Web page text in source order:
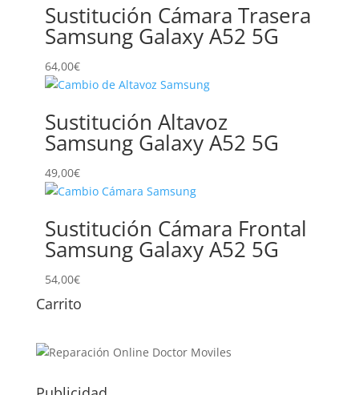
Sustitución Cámara Trasera
Samsung Galaxy A52 5G
64,00€
Sustitución Altavoz
Samsung Galaxy A52 5G
49,00€
Sustitución Cámara Frontal
Samsung Galaxy A52 5G
54,00€
Carrito